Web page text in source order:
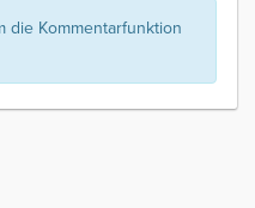
die Kommentarfunktion